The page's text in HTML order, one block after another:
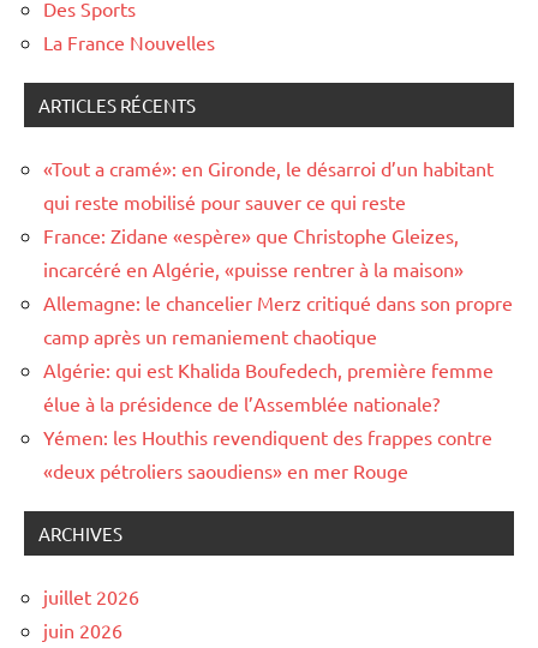
Des Sports
La France Nouvelles
ARTICLES RÉCENTS
«Tout a cramé»: en Gironde, le désarroi d’un habitant
qui reste mobilisé pour sauver ce qui reste
France: Zidane «espère» que Christophe Gleizes,
incarcéré en Algérie, «puisse rentrer à la maison»
Allemagne: le chancelier Merz critiqué dans son propre
camp après un remaniement chaotique
Algérie: qui est Khalida Boufedech, première femme
élue à la présidence de l’Assemblée nationale?
Yémen: les Houthis revendiquent des frappes contre
«deux pétroliers saoudiens» en mer Rouge
ARCHIVES
juillet 2026
juin 2026